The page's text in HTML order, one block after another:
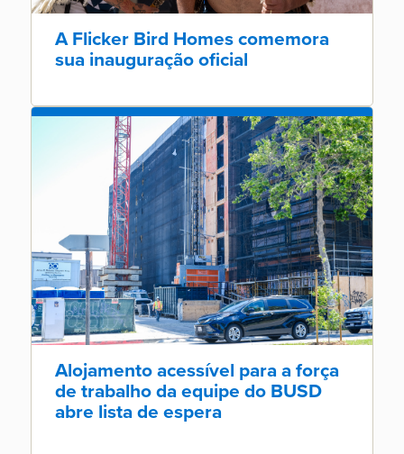
A Flicker Bird Homes comemora
sua inauguração oficial
Alojamento acessível para a força
de trabalho da equipe do BUSD
abre lista de espera